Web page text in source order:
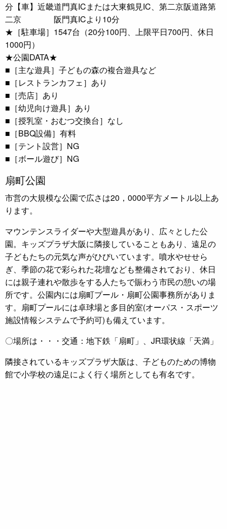
分【車】近畿道門真ICまたは大東鶴見IC、第二京阪道路第
二京 阪門真ICより10分
★［駐車場］1547台（20分100円、上限平日700円、休日
1000円）
★公園DATA★
■［主な遊具］子どもの森の複合遊具など
■［レストランカフェ］あり
■［売店］あり
■［幼児向け遊具］あり
■［授乳室・おむつ交換台］なし
■［BBQ設備］有料
■［テント設営］NG
■［ボール遊び］NG
扇町公園
市営の大規模な公園で広さは20，0000平方メートル以上あ
ります。
マウンテンスライダーや大型遊具があり、広々とした公
園。キッズプラザ大阪に隣接していることもあり、遠足の
子どもたちの元気な声がひびいています。噴水やせせら
ぎ、季節の花で彩られた花壇なども整備されており、休日
には親子連れや散歩をする人たちで賑わう市民の憩いの場
所です。公園内には扇町プール・扇町公園事務所がありま
す。扇町プールには卓球場と多目的室(オーパス・スポーツ
施設情報システムで予約可)も備えています。
〇場所は・・・交通：地下鉄「扇町」、JR環状線「天満」
隣接されているキッズプラザ大阪は、子どものための博物
館で小学校の遠足によく行く場所としても有名です。